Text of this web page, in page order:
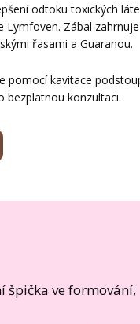
odtoku toxických
Zábal zahrnuje
řasami a Guaranou.
pomocí kavitace
bezplatnou konzultaci.
špička ve formování,